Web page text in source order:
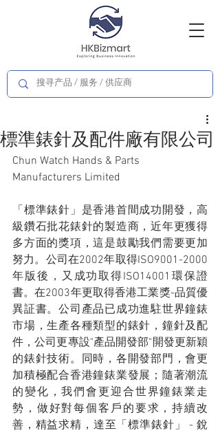
標準錶針及配件廠有限公司
Chun Watch Hands & Parts
Manufacturers Limited
「標準錶針」是香港首間成功開發，高
級鑽石批花錶針的製造商，近年更獲得
多方面的獎項，這是鼓勵我們需要更加
努力。公司在2002年取得ISO9001-2000
年版後，又成功取得ISO14001環保證
書。在2003年更取得香港工業獎-品質優
異証書。公司產品已成功進駐世界鐘錶
市場，生產各種類型的錶針，鐘針及配
件，公司更專設"產品開發部"開發更新穎
的錶針技術。同時，各開發部門，會更
加積極配合香港鐘錶業發展；隨著潮流
的變化，我們會更迎合世界鐘錶業走
勢，做好對每個客戶的要求，持續改
善，精益求精，達至「標準錶針」 - 銳